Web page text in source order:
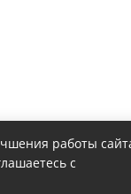
работы
с